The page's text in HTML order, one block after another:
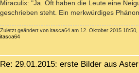
Miraculix: "Ja. Oft haben die Leute eine
geschrieben steht. Ein merkwürdiges
Zuletzt geändert von itasca64 am 12. Oktober 2015 18:50,
itasca64
Re: 29.01.2015: erste Bilder aus